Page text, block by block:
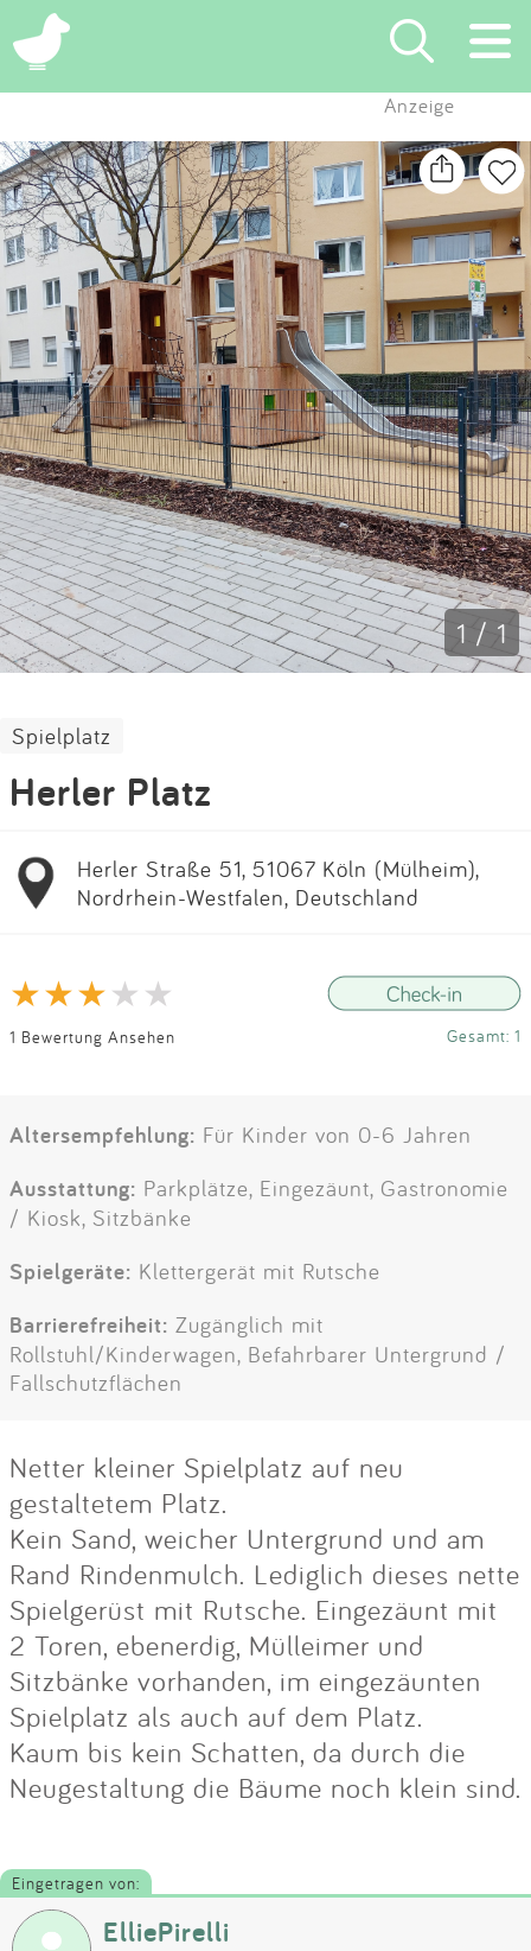
×
Suchen
Eintragen
App
Blog
Partner
Kontakt
Impressum
Anmelden
Anzeige
1 / 1
Spielplatz
Herler Platz
Herler Straße 51, 51067 Köln (Mülheim),
Nordrhein-Westfalen, Deutschland
1 Bewertung Ansehen Gesamt: 1
Altersempfehlung: Für Kinder von 0-6 Jahren
Ausstattung: Parkplätze, Eingezäunt, Gastronomie
/ Kiosk, Sitzbänke
Spielgeräte: Klettergerät mit Rutsche
Barrierefreiheit: Zugänglich mit
Rollstuhl/Kinderwagen, Befahrbarer Untergrund /
Fallschutzflächen
Netter kleiner Spielplatz auf neu
gestaltetem Platz.
Kein Sand, weicher Untergrund und am
Rand Rindenmulch. Lediglich dieses nette
Spielgerüst mit Rutsche. Eingezäunt mit
2 Toren, ebenerdig, Mülleimer und
Sitzbänke vorhanden, im eingezäunten
Spielplatz als auch auf dem Platz.
Kaum bis kein Schatten, da durch die
Neugestaltung die Bäume noch klein sind.
Eingetragen von:
ElliePirelli